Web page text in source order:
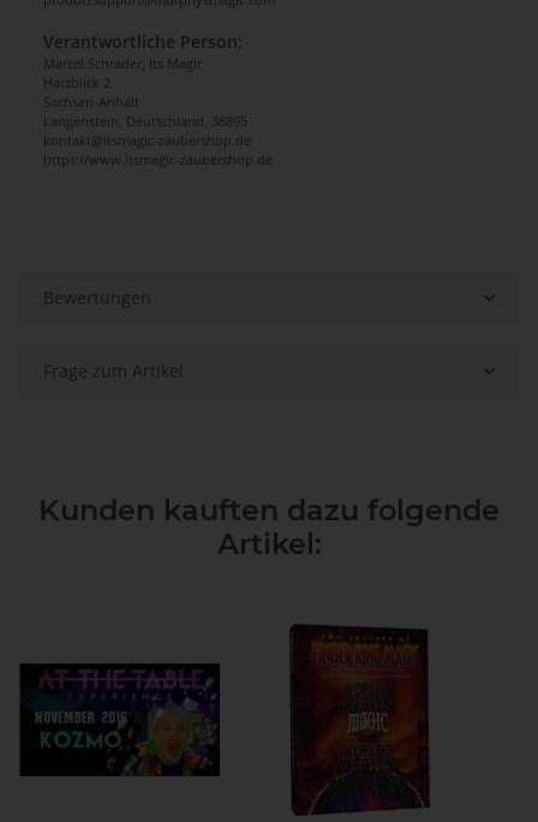
Verantwortliche Person:
Marcel Schrader, Its Magic
Harzblick 2
Sachsen-Anhalt
Langenstein, Deutschland, 38895
kontakt@itsmagic-zaubershop.de
https://www.itsmagic-zaubershop.de
Bewertungen
Frage zum Artikel
Kunden kauften dazu folgende
Artikel: